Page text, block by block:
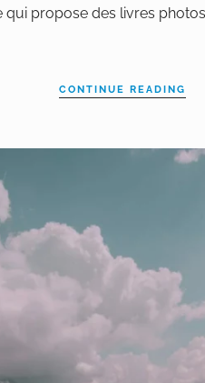
propose des livres
CONTINUE READING